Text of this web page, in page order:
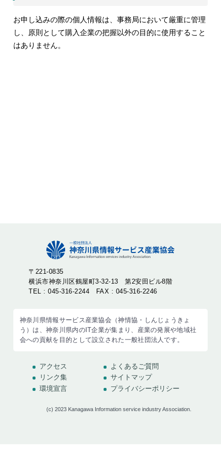
お申し込みの際の個人情報は、事務局において厳重に管理
し、原則として購入企業の把握以外の目的に使用すること
はありません。
〒221-0835
横浜市神奈川区鶴屋町3-32-13 第2安田ビル8階
TEL : 045-316-2244 FAX : 045-316-2246
神奈川県情報サービス産業協会（神情協・しんじょうきょ
う）は、神奈川県内のIT企業が集まり、産業の発展や地域社
会への貢献を目的として設立された一般社団法人です。
アクセス
よくあるご質問
リンク集
サイトマップ
環境宣言
プライバシーポリシー
(c) 2023 Kanagawa Information service industry Association.